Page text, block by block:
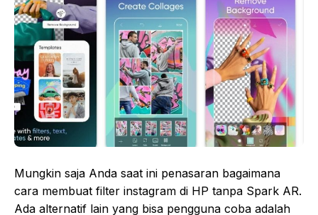
Mungkin saja Anda saat ini penasaran bagaimana
cara membuat filter instagram di HP tanpa Spark AR.
Ada alternatif lain yang bisa pengguna coba adalah